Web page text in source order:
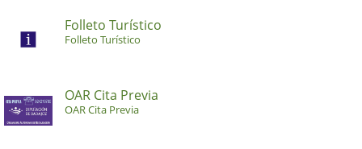
Folleto Turístico
Folleto Turístico
OAR Cita Previa
OAR Cita Previa